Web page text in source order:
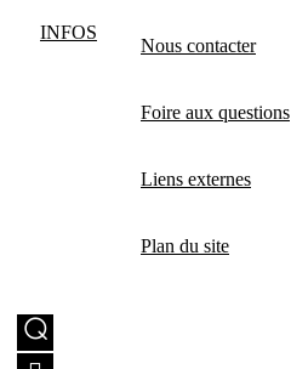
INFOS
Nous contacter
Foire aux questions
Liens externes
Plan du site